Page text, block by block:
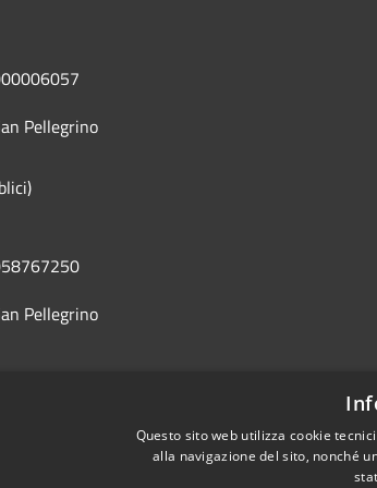
Pellegrino
Pellegrino
Questo sito web utilizza cookie
alla navigazione del sito, nonché